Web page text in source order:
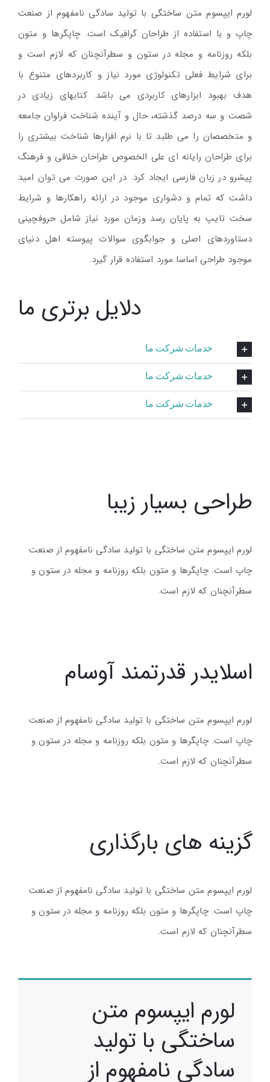
لورم ایپسوم متن ساختگی با تولید سادگی نامفهوم از صنعت
چاپ و با استفاده از طراحان گرافیک است. چاپگرها و متون
بلکه روزنامه و مجله در ستون و سطرآنچنان که لازم است و
برای شرایط فعلی تکنولوژی مورد نیاز و کاربردهای متنوع با
هدف بهبود ابزارهای کاربردی می باشد. کتابهای زیادی در
شصت و سه درصد گذشته، حال و آینده شناخت فراوان جامعه
و متخصصان را می طلبد تا با نرم افزارها شناخت بیشتری را
برای طراحان رایانه ای علی الخصوص طراحان خلاقی و فرهنگ
پیشرو در زبان فارسی ایجاد کرد. در این صورت می توان امید
داشت که تمام و دشواری موجود در ارائه راهکارها و شرایط
سخت تایپ به پایان رسد وزمان مورد نیاز شامل حروفچینی
دستاوردهای اصلی و جوابگوی سوالات پیوسته اهل دنیای
موجود طراحی اساسا مورد استفاده قرار گیرد.
دلایل برتری ما
خدمات شرکت ما
خدمات شرکت ما
خدمات شرکت ما
طراحی بسیار زیبا
لورم ایپسوم متن ساختگی با تولید سادگی نامفهوم از صنعت
چاپ است. چاپگرها و متون بلکه روزنامه و مجله در ستون و
سطرآنچنان که لازم است.
اسلایدر قدرتمند آوسام
لورم ایپسوم متن ساختگی با تولید سادگی نامفهوم از صنعت
چاپ است. چاپگرها و متون بلکه روزنامه و مجله در ستون و
سطرآنچنان که لازم است.
گزینه های بارگذاری
لورم ایپسوم متن ساختگی با تولید سادگی نامفهوم از صنعت
چاپ است. چاپگرها و متون بلکه روزنامه و مجله در ستون و
سطرآنچنان که لازم است.
لورم ایپسوم متن
ساختگی با تولید
سادگی نامفهوم از